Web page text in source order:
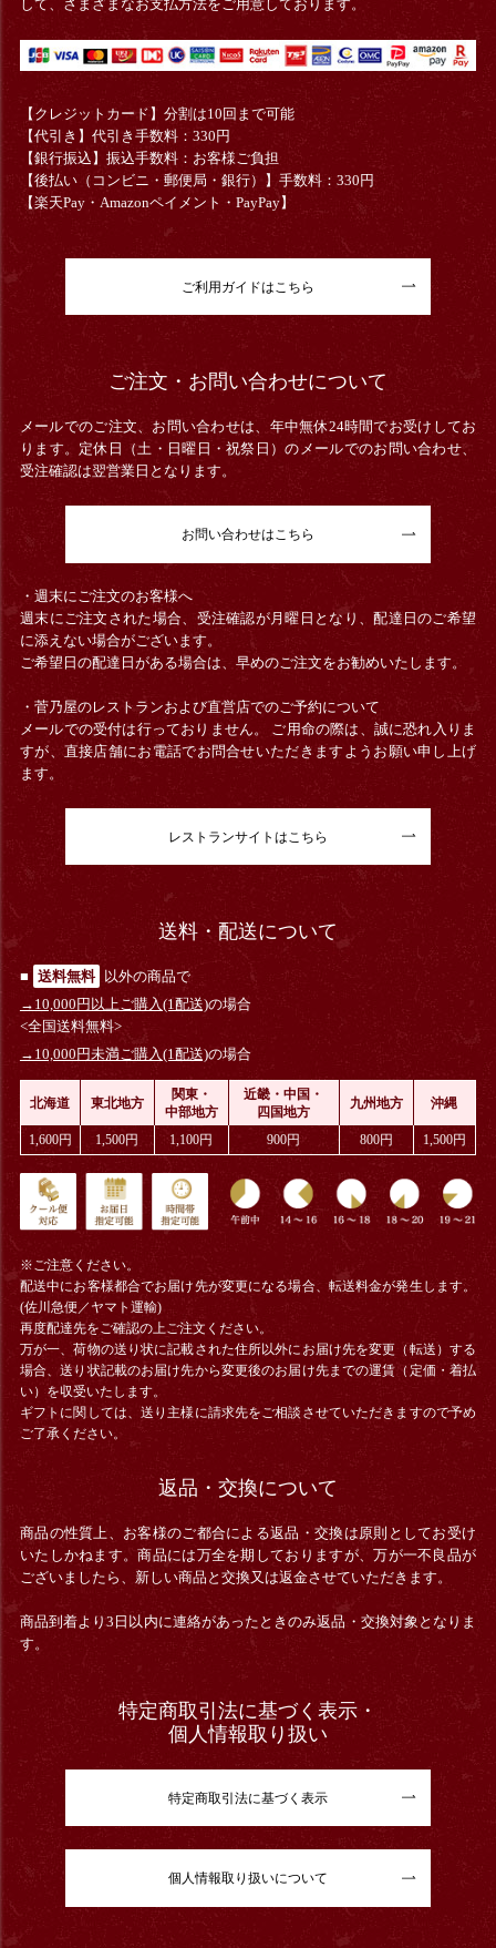
して、さまざまなお支払方法をご用意しております。
【クレジットカード】分割は10回まで可能
【代引き】代引き手数料：330円
【銀行振込】振込手数料：お客様ご負担
【後払い（コンビニ・郵便局・銀行）】手数料：330円
【楽天Pay・Amazonペイメント・PayPay】
ご利用ガイドはこちら
ご注文・お問い合わせについて
メールでのご注文、お問い合わせは、年中無休24時間でお受けしてお
ります。定休日（土・日曜日・祝祭日）のメールでのお問い合わせ、
受注確認は翌営業日となります。
お問い合わせはこちら
・週末にご注文のお客様へ
週末にご注文された場合、受注確認が月曜日となり、配達日のご希望
に添えない場合がございます。
ご希望日の配達日がある場合は、早めのご注文をお勧めいたします。
・菅乃屋のレストランおよび直営店でのご予約について
メールでの受付は行っておりません。 ご用命の際は、誠に恐れ入りま
すが、直接店舗にお電話でお問合せいただきますようお願い申し上げ
ます。
レストランサイトはこちら
送料・配送について
■ 送料無料
以外の商品で
→10,000円以上ご購入(1配送)の場合
<全国送料無料>
→10,000円未満ご購入(1配送)の場合
北海道 東北地方
関東・
中部地方
近畿・中国・
四国地方
九州地方 沖縄
1,600円 1,500円 1,100円 900円 800円 1,500円
※ご注意ください。
配送中にお客様都合でお届け先が変更になる場合、 転送料金が発生します。
(佐川急便／ヤマト運輸)
再度配達先をご確認の上ご注文ください。
万が一、荷物の送り状に記載された住所以外にお届け先を変更（転送）する
場合、送り状記載のお届け先から変更後のお届け先までの運賃（定価・着払
い）を収受いたします。
ギフトに関しては、送り主様に請求先をご相談させていただきますので予め
ご了承ください。
返品・交換について
商品の性質上、お客様のご都合による返品・交換は原則としてお受け
いたしかねます。商品には万全を期しておりますが、万が一不良品が
ございましたら、新しい商品と交換又は返金させていただきます。
商品到着より3日以内に連絡があったときのみ返品・交換対象となりま
す。
特定商取引法に基づく表示・
個人情報取り扱い
特定商取引法に基づく表示
個人情報取り扱いについて